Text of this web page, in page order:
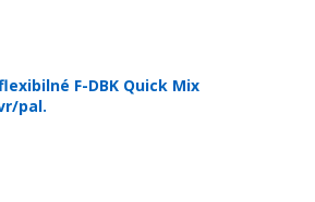
F-DBK Quick Mix
pal.